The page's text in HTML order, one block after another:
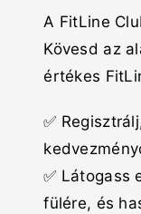
A FitLine
Kövesd az
értékes
✅
✅ Látogass
fülére, és